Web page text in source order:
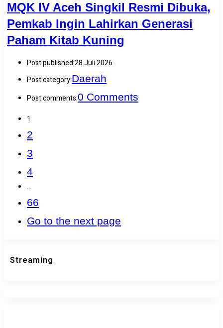
MQK IV Aceh Singkil Resmi Dibuka,
Pemkab Ingin Lahirkan Generasi
Paham Kitab Kuning
Post published:28 Juli 2026
Post category:Daerah
Post comments:0 Comments
1
2
3
4
…
66
Go to the next page
Streaming